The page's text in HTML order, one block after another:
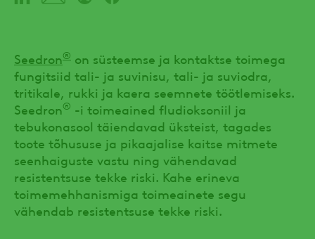
Seedron® on süsteemse ja kontaktse toimega
fungitsiid tali- ja suvinisu, tali- ja suviodra,
tritikale, rukki ja kaera seemnete töötlemiseks.
Seedron® -i toimeained fludioksoniil ja
tebukonasool täiendavad üksteist, tagades
toote tõhususe ja pikaajalise kaitse mitmete
seenhaiguste vastu ning vähendavad
resistentsuse tekke riski. Kahe erineva
toimemehhanismiga toimeainete segu
vähendab resistentsuse tekke riski.